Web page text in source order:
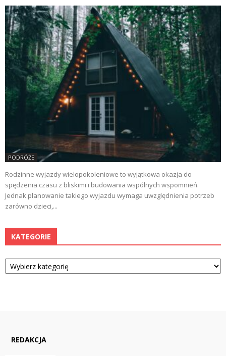
PODRÓŻE
Rodzinne wyjazdy wielopokoleniowe to wyjątkowa okazja do
spędzenia czasu z bliskimi i budowania wspólnych wspomnień.
Jednak planowanie takiego wyjazdu wymaga uwzględnienia potrzeb
zarówno dzieci,...
KATEGORIE
Kategorie
REDAKCJA